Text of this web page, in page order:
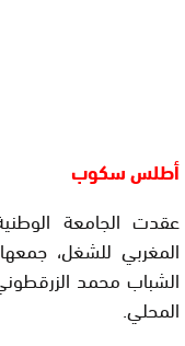
أطلس سكوب
عقدت الجامعة
الشباب محمد
المحلي.